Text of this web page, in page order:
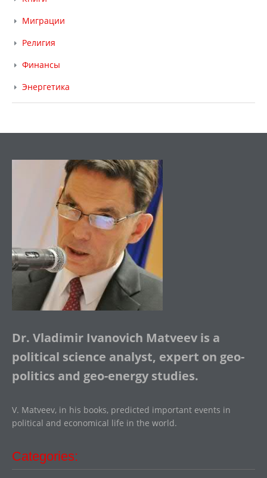
Миграции
Религия
Финансы
Энергетика
Dr. Vladimir Ivanovich Matveev is a
political science analyst, expert on geo-
politics and geo-energy studies.
V. Matveev, in his books, predicted important events in
political and economical life in the world.
Categories: